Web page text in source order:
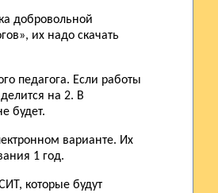
добровольной
их надо скачать
педагога. Если работы
на 2. В
будет.
варианте. Их
1 год.
которые будут